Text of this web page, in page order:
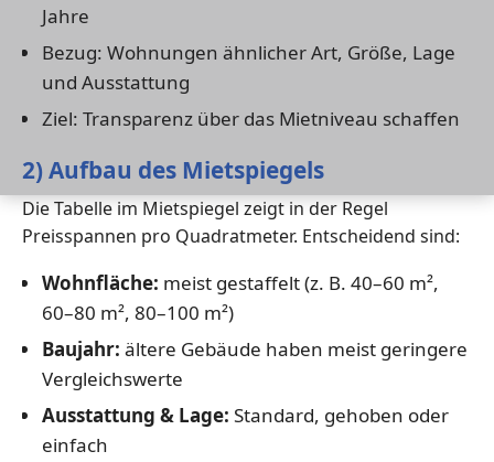
Jahre
Bezug: Wohnungen ähnlicher Art, Größe, Lage
und Ausstattung
Ziel: Transparenz über das Mietniveau schaffen
2) Aufbau des Mietspiegels
Die Tabelle im Mietspiegel zeigt in der Regel
Preisspannen pro Quadratmeter. Entscheidend sind:
Wohnfläche: meist gestaffelt (z. B. 40–60 m²,
60–80 m², 80–100 m²)
Baujahr: ältere Gebäude haben meist geringere
Vergleichswerte
Ausstattung & Lage: Standard, gehoben oder
einfach